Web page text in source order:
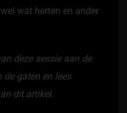
wat herten en ander
deze sessie aan de
de gaten en lees
dit artikel.